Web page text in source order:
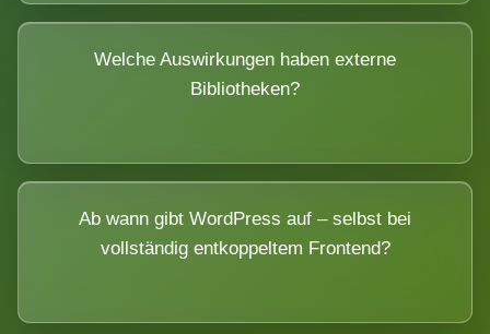
Welche Auswirkungen haben externe
Bibliotheken?
Ab wann gibt WordPress auf – selbst bei
vollständig entkoppeltem Frontend?